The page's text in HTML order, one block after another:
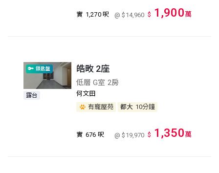
實 1,270 呎 @ $14,960 $ 1,900萬
鎖匙盤
露台
皓畋 2座
低層 G室 2房
何文田
有寵屋苑
都大 10分鐘
實 676 呎 @ $19,970 $ 1,350萬